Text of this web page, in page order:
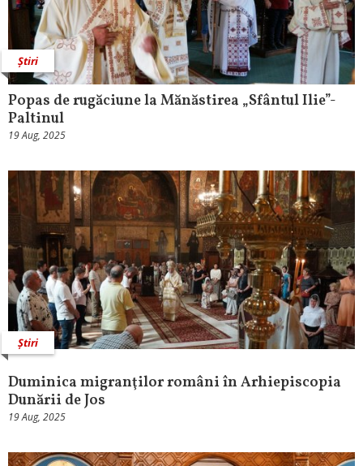
Știri
Popas de rugăciune la Mănăstirea „Sfântul Ilie”-
Paltinul
19 Aug, 2025
Știri
Duminica migranţilor români în Arhiepiscopia
Dunării de Jos
19 Aug, 2025